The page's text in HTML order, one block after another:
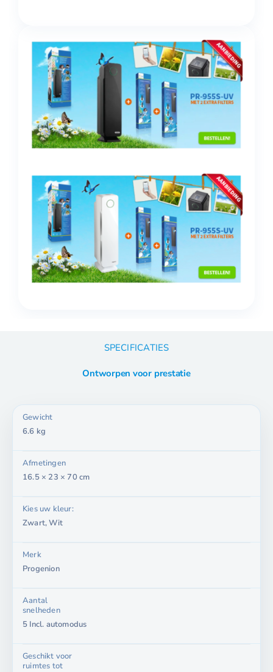
SPECIFICATIES
Ontworpen voor prestatie
Gewicht
6.6 kg
Afmetingen
16.5 × 23 × 70 cm
Kies uw kleur:
Zwart, Wit
Merk
Progenion
Aantal
snelheden
5 Incl. automodus
Geschikt voor
ruimtes tot